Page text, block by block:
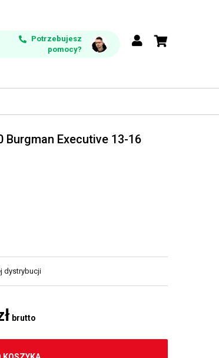
Potrzebujesz
pomocy?
Burgman Executive 13-16
dystrybucji
brutto